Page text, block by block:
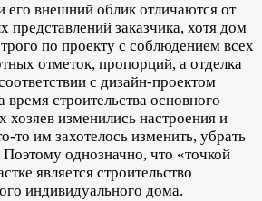
его внешний облик отличаются от
представлений заказчика, хотя дом
по проекту с соблюдением всех
отметок, пропорций, а отделка
с дизайн-проектом
время строительства основного
изменились настроения и
то им захотелось изменить, убрать
однозначно, что «точкой
является строительство
индивидуального дома.